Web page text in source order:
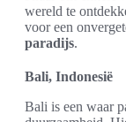
wereld te
voor een
paradijs.
Bali, Indonesië
Bali is een waar